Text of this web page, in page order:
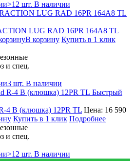
>12 шт. В наличии
LUG RAD 16PR 164A8 TL
В корзину Купить в 1 клик
и спец.
3 шт. В наличии
Быстрый
4 B (клюшка) 12PR TL Цена: 16 590
Купить в 1 клик Подробнее
и спец.
>12 шт. В наличии